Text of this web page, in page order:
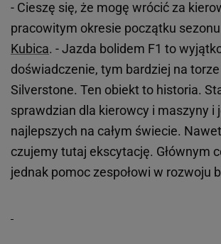
- Cieszę się, że mogę wrócić za
pracowitym okresie początku sezonu
Kubica. - Jazda bolidem F1 to
doświadczenie, tym bardziej na
Silverstone. Ten obiekt to historia.
sprawdzian dla kierowcy i maszyny i
najlepszych na całym świecie.
czujemy tutaj ekscytację. Głównym
jednak pomoc zespołowi w rozwoju